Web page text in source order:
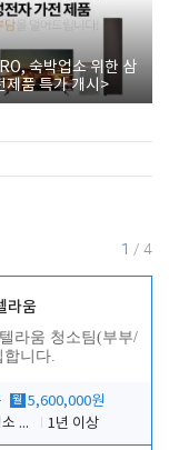
숙박업소 위한 삼
제품 특가 개시>
1 / 4
라움
라움 청소팀(부부/
합니다.
월 5,600,000원
전반적인 청소 업무(객실청소.객실정리)
1년 이상